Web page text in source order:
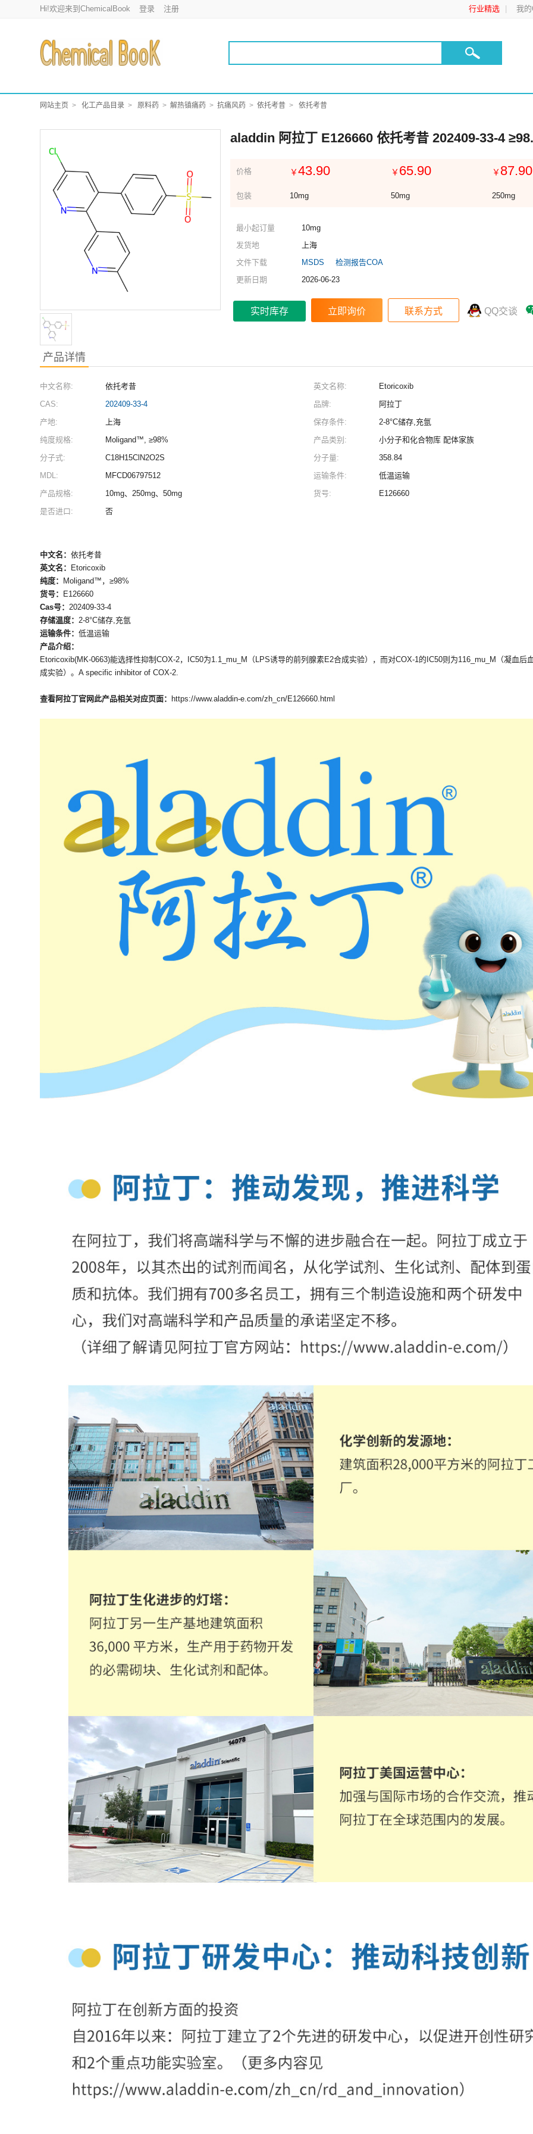
Hi!欢迎来到ChemicalBook 登录 注册 行业精选 我
网站主页 化工产品目录 原料药 解热镇痛药 抗痛风药 依托考昔 依托考昔
aladdin 阿拉丁 E126660 依托考昔 202409-33-4
价格 ￥43.90 ￥ 65.90 ￥ 87.90
包装 10mg 50mg 250mg
最小起订量
10mg
发货地
上海
文件下载
MSDS
检测报告COA
更新日期
2026-06-23
实时库存 QQ交谈
产品详情
中文名称: 依托考昔 英文名称:
Etoricoxib
CAS:
202409-33-4 品牌:
阿拉丁
产地:
上海 保存条件:
2-8°C储存,充氩
纯度规格:
Moligand™, ≥98% 产品类别:
小分子和化合物库 配体家族
分子式:
C18H15ClN2O2S 分子量:
358.84
MDL:
MFCD06797512 运输条件:
低温运输
产品规格:
10mg、250mg、50mg 货号:
E126660
是否进口:
否
中文名： 依托考昔
英文名：
Etoricoxib
纯度：
Moligand™，≥98%
货号：
E126660
Cas号： 202409-33-4
存储温度： 2-8°C储存,充氩
运输条件： 低温运输
产品介绍：
Etoricoxib(MK-0663)能选择性抑制COX-2，IC50为1.1_mu_M（LPS诱导的前列腺素E2合成实验），而对COX-1的IC50则为116_mu_M（凝血后
成实验）。A specific inhibitor of COX-2.
查看阿拉丁官网此产品相关对应页面： https://www.aladdin-e.com/zh_cn/E126660.html